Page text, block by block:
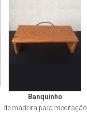
Banquinho
de madeira para meditação